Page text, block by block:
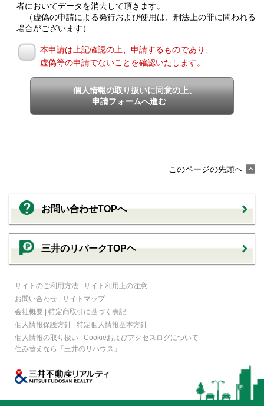
者においてデータを消去して頂きます。
（虚偽の申請による発行および使用は、刑法上の罪に問われる
場合がございます）
本申請は上記確認の上、申請するものであり、
虚偽等の申請でないことを確認いたします。
個人情報の取り扱いに同意の上、
申請フォームへ進む
このページの先頭へ
お問い合わせTOPへ
三井のリパークTOPヘ
サイトのご利用方法 | サイト利用上の注意
お問い合わせ | サイトマップ
会社概要 | 特定商取引に基づく表記
個人情報保護方針 | 特定個人情報基本方針
個人情報の取り扱い | Cookieおよびアクセスログについて
住み替えなら
「三井のリハウス」